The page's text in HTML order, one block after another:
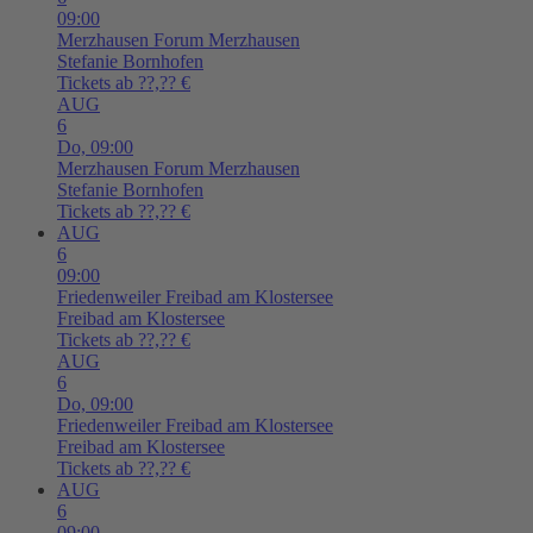
09:00
Merzhausen Forum Merzhausen
Stefanie Bornhofen
Tickets ab ??,?? €
AUG
6
Do, 09:00
Merzhausen Forum Merzhausen
Stefanie Bornhofen
Tickets ab ??,?? €
AUG
6
09:00
Friedenweiler Freibad am Klostersee
Freibad am Klostersee
Tickets ab ??,?? €
AUG
6
Do, 09:00
Friedenweiler Freibad am Klostersee
Freibad am Klostersee
Tickets ab ??,?? €
AUG
6